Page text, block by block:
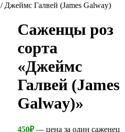
/ Джеймс Галвей (James Galway)
Cаженцы роз
сорта
«Джеймс
Галвей (James
Galway)»
450₽— цена за один саженец